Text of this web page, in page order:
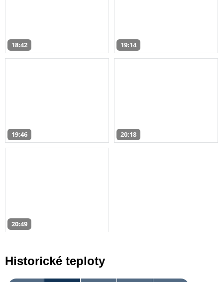
18:42 19:14
19:46 20:18
20:49
Historické teploty